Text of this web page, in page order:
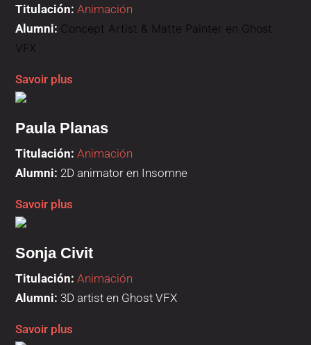
Titulación:Animación
Alumni: Concept Artist & Matte Painter en Ghost
VFX
Savoir plus
Paula Planas
Titulación:Animación
Alumni: 2D animator en Insomne
Savoir plus
Sonja Civit
Titulación:Animación
Alumni: 3D artist en Ghost VFX
Savoir plus